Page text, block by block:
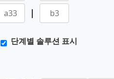
|
단계별 솔루션 표시